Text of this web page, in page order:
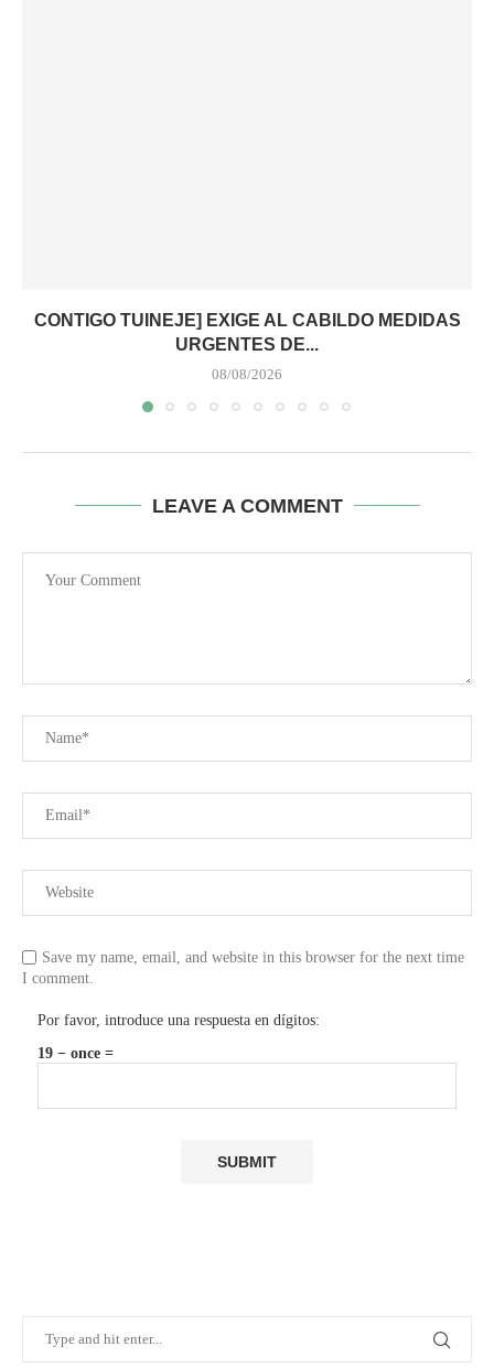
CONTIGO TUINEJE] EXIGE AL CABILDO MEDIDAS
URGENTES DE...
08/08/2026
LEAVE A COMMENT
Save my name, email, and website in this browser for the next time
I comment.
Por favor, introduce una respuesta en dígitos:
19 − once =